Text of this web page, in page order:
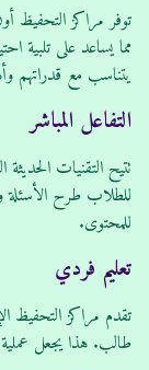
توفر مراكز التحفيظ
مما يساعد على تلبية
يتناسب مع قدراتهم
التفاعل المباشر
تتيح التقنيات الحديثة
للطلاب طرح
للمحتوى.
تعليم فردي
تقدم مراكز التحفيظ
طالب. هذا يجعل